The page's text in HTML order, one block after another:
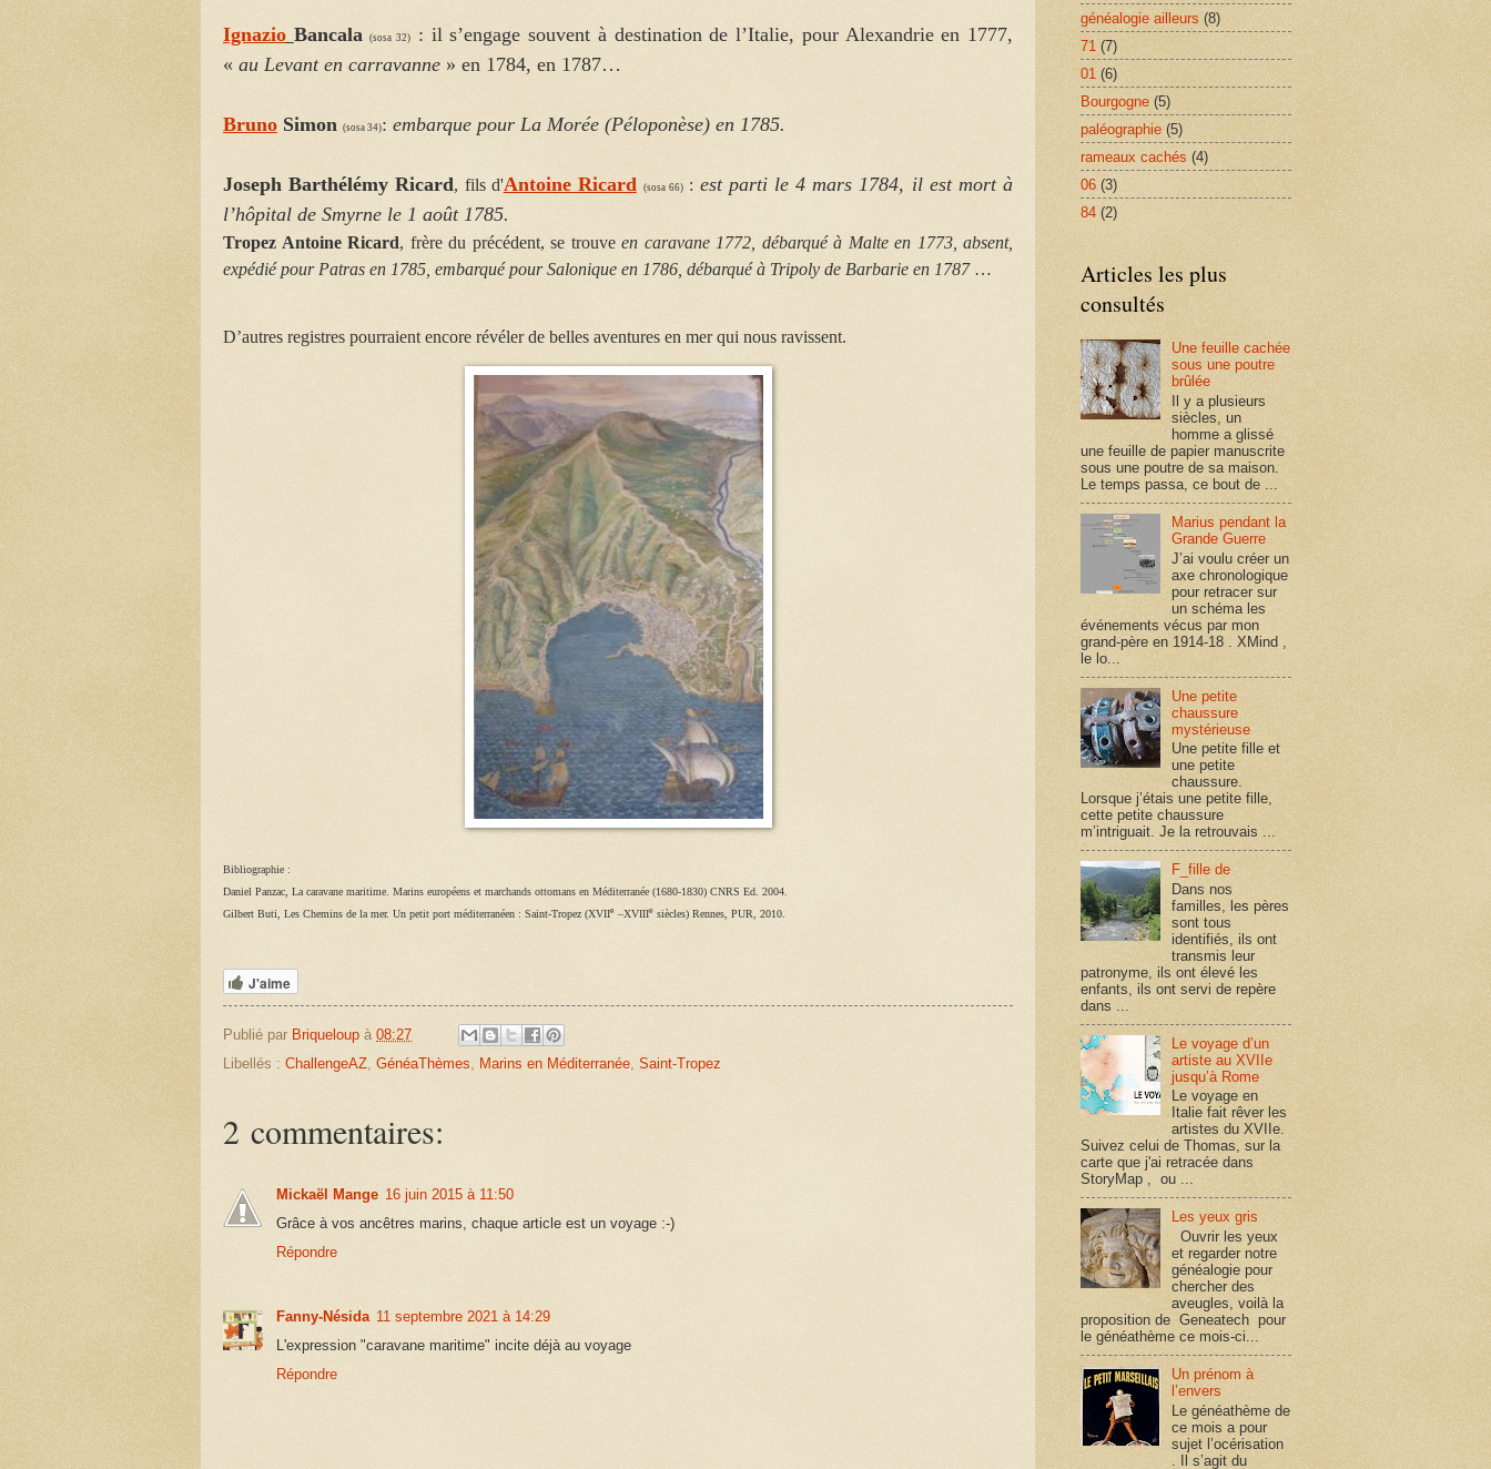
Ignazio Bancala(sosa 32)
: il s’engage souvent à destination de l’Italie, pour Alexandrie en 1777,
« au Levant en carravanne » en 1784, en 1787…
Bruno Simon (sosa 34): embarque pour La Morée (Péloponèse) en 1785.
Joseph Barthélémy Ricard, fils d'Antoine Ricard (sosa 66) : est parti le 4 mars 1784, il est mort à
l’hôpital de Smyrne le 1 août 1785.
Tropez Antoine Ricard, frère du précédent, se trouve en caravane 1772, débarqué à Malte en 1773, absent,
expédié pour Patras en 1785, embarqué pour Salonique en 1786, débarqué à Tripoly de Barbarie en 1787…
D’autres registres pourraient encore révéler de belles aventures en mer qui nous ravissent.
Bibliographie :
Daniel Panzac, La caravane maritime. Marins européens et marchands ottomans en Méditerranée (1680-1830) CNRS Ed. 2004.
Gilbert Buti, Les Chemins de la mer. Un petit port méditerranéen : Saint-Tropez (XVIIe –XVIIIe siècles) Rennes, PUR, 2010.
J'aime
Publié par Briqueloup à 08:27
Libellés : ChallengeAZ, GénéaThèmes, Marins en Méditerranée, Saint-Tropez
2 commentaires:
Mickaël Mange 16 juin 2015 à 11:50
Grâce à vos ancêtres marins, chaque article est un voyage :-)
Répondre
Fanny-Nésida 11 septembre 2021 à 14:29
L'expression "caravane maritime" incite déjà au voyage
Répondre
généalogie ailleurs (8)
71 (7)
01 (6)
Bourgogne (5)
paléographie (5)
rameaux cachés (4)
06 (3)
84 (2)
Articles les plus
consultés
Une feuille cachée
sous une poutre
brûlée
Il y a plusieurs
siècles, un
homme a glissé
une feuille de papier manuscrite
sous une poutre de sa maison.
Le temps passa, ce bout de ...
Marius pendant la
Grande Guerre
J’ai voulu créer un
axe chronologique
pour retracer sur
un schéma les
événements vécus par mon
grand-père en 1914-18 . XMind ,
le lo...
Une petite
chaussure
mystérieuse
Une petite fille et
une petite
chaussure.
Lorsque j’étais une petite fille,
cette petite chaussure
m’intriguait. Je la retrouvais ...
F_fille de
Dans nos
familles, les pères
sont tous
identifiés, ils ont
transmis leur
patronyme, ils ont élevé les
enfants, ils ont servi de repère
dans ...
Le voyage d’un
artiste au XVIIe
jusqu’à Rome
Le voyage en
Italie fait rêver les
artistes du XVIIe.
Suivez celui de Thomas, sur la
carte que j'ai retracée dans
StoryMap , ou ...
Les yeux gris
Ouvrir les yeux
et regarder notre
généalogie pour
chercher des
aveugles, voilà la
proposition de Geneatech pour
le généathème ce mois-ci...
Un prénom à
l’envers
Le généathème de
ce mois a pour
sujet l’océrisation
. Il s’agit du